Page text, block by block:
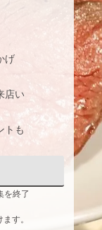
書籍・雑誌
チャレンジ
Creation
ミュニティ
げ
店い
トも
を終了
す。